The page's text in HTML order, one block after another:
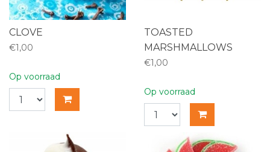
CLOVE
€1,00
Op voorraad
TOASTED
MARSHMALLOWS
€1,00
Op voorraad